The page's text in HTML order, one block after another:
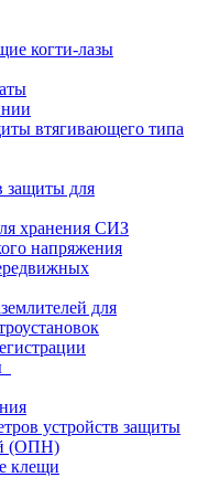
когти-лазы
втягивающего типа
защиты для
хранения СИЗ
напряжения
для
устройств защиты
(ОПН)
клещи